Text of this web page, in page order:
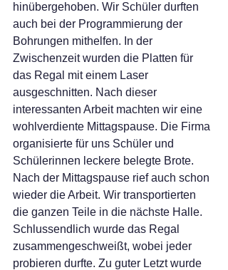
hinübergehoben. Wir Schüler durften
auch bei der Programmierung der
Bohrungen mithelfen. In der
Zwischenzeit wurden die Platten für
das Regal mit einem Laser
ausgeschnitten. Nach dieser
interessanten Arbeit machten wir eine
wohlverdiente Mittagspause. Die Firma
organisierte für uns Schüler und
Schülerinnen leckere belegte Brote.
Nach der Mittagspause rief auch schon
wieder die Arbeit. Wir transportierten
die ganzen Teile in die nächste Halle.
Schlussendlich wurde das Regal
zusammengeschweißt, wobei jeder
probieren durfte. Zu guter Letzt wurde